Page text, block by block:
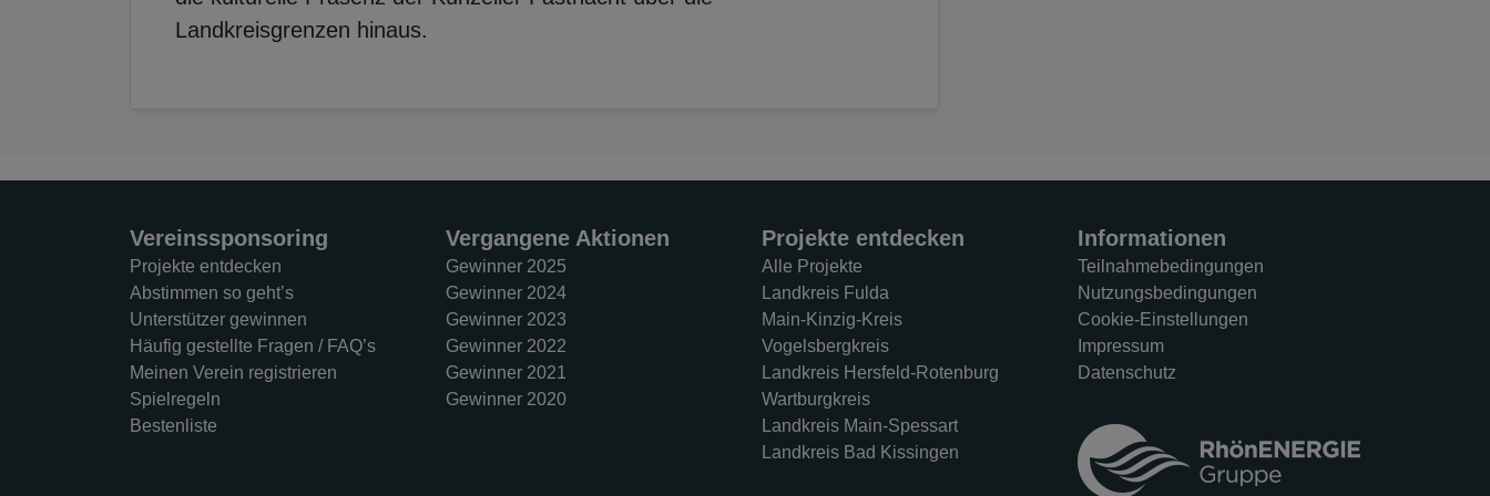
Landkreisgrenzen hinaus.
Vereinssponsoring
Projekte entdecken
Abstimmen so geht’s
Unterstützer gewinnen
Häufig gestellte Fragen / FAQ’s
Meinen Verein registrieren
Spielregeln
Bestenliste
Vergangene Aktionen
Gewinner 2025
Gewinner 2024
Gewinner 2023
Gewinner 2022
Gewinner 2021
Gewinner 2020
Projekte entdecken
Alle Projekte
Landkreis Fulda
Main-Kinzig-Kreis
Vogelsbergkreis
Landkreis Hersfeld-Rotenburg
Wartburgkreis
Landkreis Main-Spessart
Landkreis Bad Kissingen
Informationen
Teilnahmebedingungen
Nutzungsbedingungen
Cookie-Einstellungen
Impressum
Datenschutz